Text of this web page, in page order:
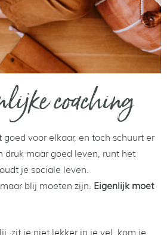
coaching
goed voor elkaar, en toch schuurt er
druk maar goed leven, runt het
je sociale leven.
blij moeten zijn. Eigenlijk moet
zit je niet lekker in je vel, kom je